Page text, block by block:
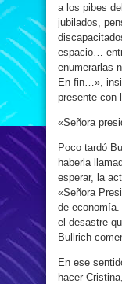
a los pibes
jubilados,
espacio…
enumerarlas
En fin…»,
presente con
«Señora
Poco tardó
haberla
esperar, la
«Señora
de economía.
el desastre
Bullrich
En ese
hacer